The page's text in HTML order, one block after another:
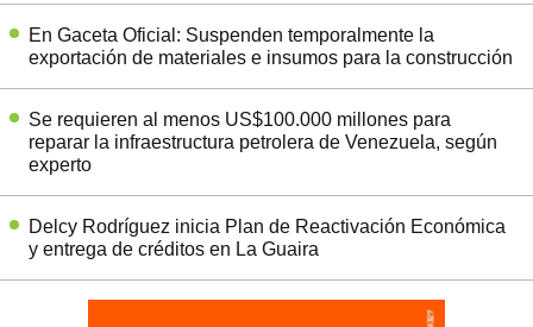
En Gaceta Oficial: Suspenden temporalmente la
exportación de materiales e insumos para la construcción
Se requieren al menos US$100.000 millones para
reparar la infraestructura petrolera de Venezuela, según
experto
Delcy Rodríguez inicia Plan de Reactivación Económica
y entrega de créditos en La Guaira